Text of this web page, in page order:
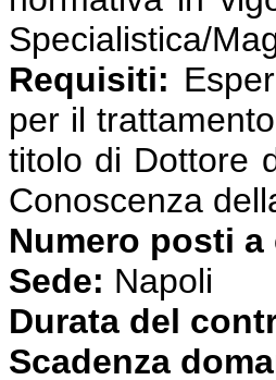
Specialistica/
Requisiti:
per il
titolo di Dottore
Conoscenza
Numero posti
Sede: Napoli
Durata del
Scadenza